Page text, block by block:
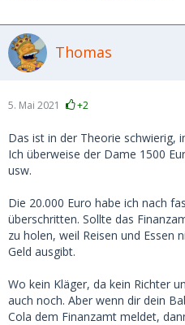
Thomas
5. Mai 2021 +2
Das ist in der Theorie schwierig,
Ich überweise der Dame 1500
usw.
Die 20.000 Euro habe ich nach
überschritten. Sollte das
zu holen, weil Reisen und Essen
Geld ausgibt.
Wo kein Kläger, da kein Richter
auch noch. Aber wenn dir dein
Cola dem Finanzamt meldet,